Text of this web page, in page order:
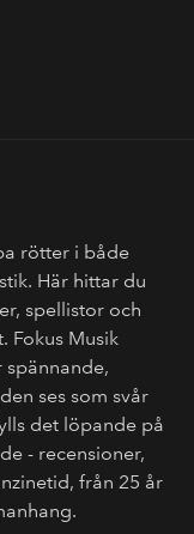
rötter i både
Här hittar du
spellistor och
Fokus Musik
spännande,
ses som svår
det löpande på
- recensioner,
från 25 år